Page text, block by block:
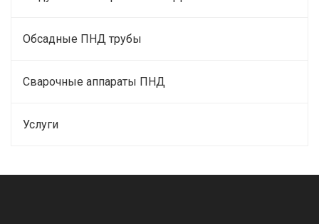
Обсадные ПНД трубы
Сварочные аппараты ПНД
Услуги